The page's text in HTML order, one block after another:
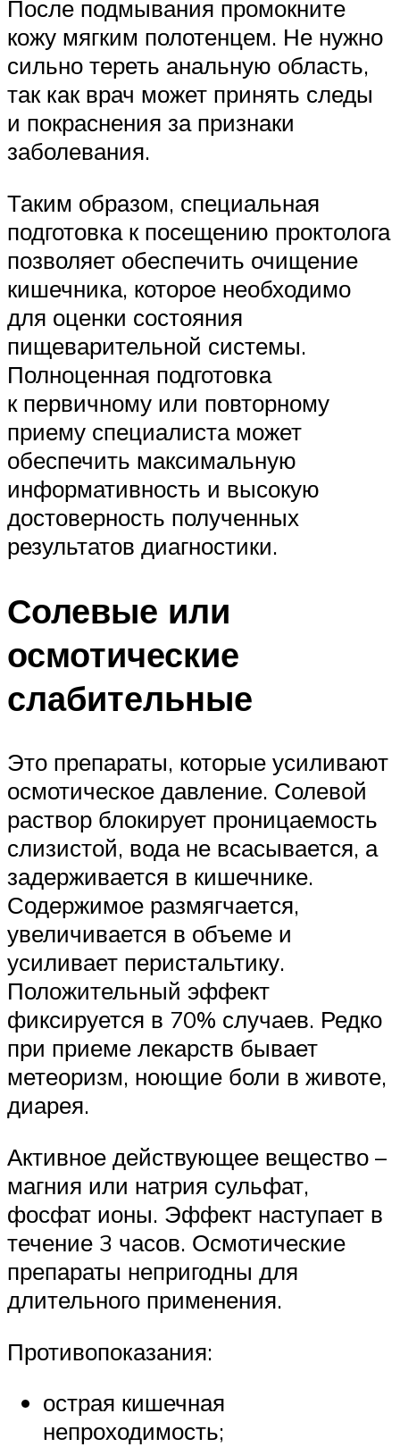
После подмывания промокните
кожу мягким полотенцем. Не нужно
сильно тереть анальную область,
так как врач может принять следы
и покраснения за признаки
заболевания.
Таким образом, специальная
подготовка к посещению проктолога
позволяет обеспечить очищение
кишечника, которое необходимо
для оценки состояния
пищеварительной системы.
Полноценная подготовка
к первичному или повторному
приему специалиста может
обеспечить максимальную
информативность и высокую
достоверность полученных
результатов диагностики.
Солевые или
осмотические
слабительные
Это препараты, которые усиливают
осмотическое давление. Солевой
раствор блокирует проницаемость
слизистой, вода не всасывается, а
задерживается в кишечнике.
Содержимое размягчается,
увеличивается в объеме и
усиливает перистальтику.
Положительный эффект
фиксируется в 70% случаев. Редко
при приеме лекарств бывает
метеоризм, ноющие боли в животе,
диарея.
Активное действующее вещество –
магния или натрия сульфат,
фосфат ионы. Эффект наступает в
течение 3 часов. Осмотические
препараты непригодны для
длительного применения.
Противопоказания:
острая кишечная
непроходимость;